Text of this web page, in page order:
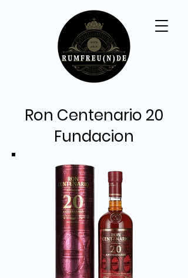
Ron Centenario 20
Fundacion